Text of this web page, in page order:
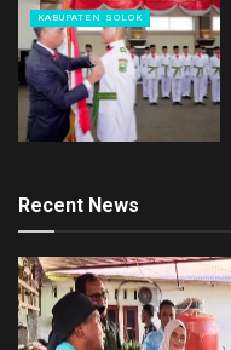
KABUPATEN SOLOK
Recent News